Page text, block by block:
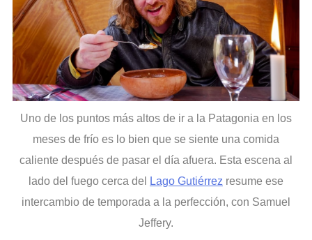
Uno de los puntos más altos de ir a la Patagonia en los
meses de frío es lo bien que se siente una comida
caliente después de pasar el día afuera. Esta escena al
lado del fuego cerca del
Lago Gutiérrez resume ese
intercambio de temporada a la perfección, con Samuel
Jeffery.